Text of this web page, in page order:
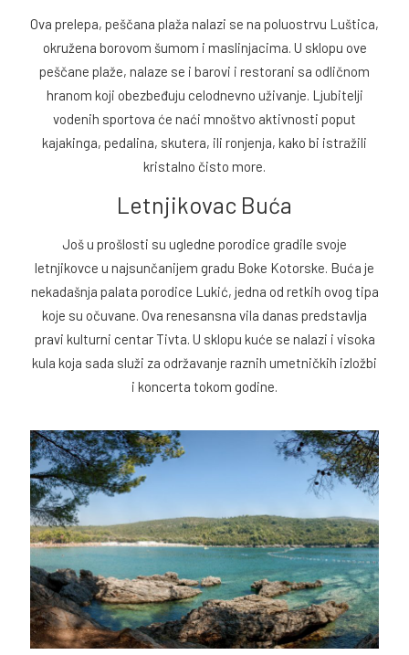
Ova prelepa, peščana plaža nalazi se na poluostrvu Luštica,
okružena borovom šumom i maslinjacima. U sklopu ove
peščane plaže, nalaze se i barovi i restorani sa odličnom
hranom koji obezbeđuju celodnevno uživanje. Ljubitelji
vodenih sportova će naći mnoštvo aktivnosti poput
kajakinga, pedalina, skutera, ili ronjenja, kako bi istražili
kristalno čisto more.
Letnjikovac Buća
Još u prošlosti su ugledne porodice gradile svoje
letnjikovce u najsunčanijem gradu Boke Kotorske. Buća je
nekadašnja palata porodice Lukić, jedna od retkih ovog tipa
koje su očuvane. Ova renesansna vila danas predstavlja
pravi kulturni centar Tivta. U sklopu kuće se nalazi i visoka
kula koja sada služi za održavanje raznih umetničkih izložbi
i koncerta tokom godine.